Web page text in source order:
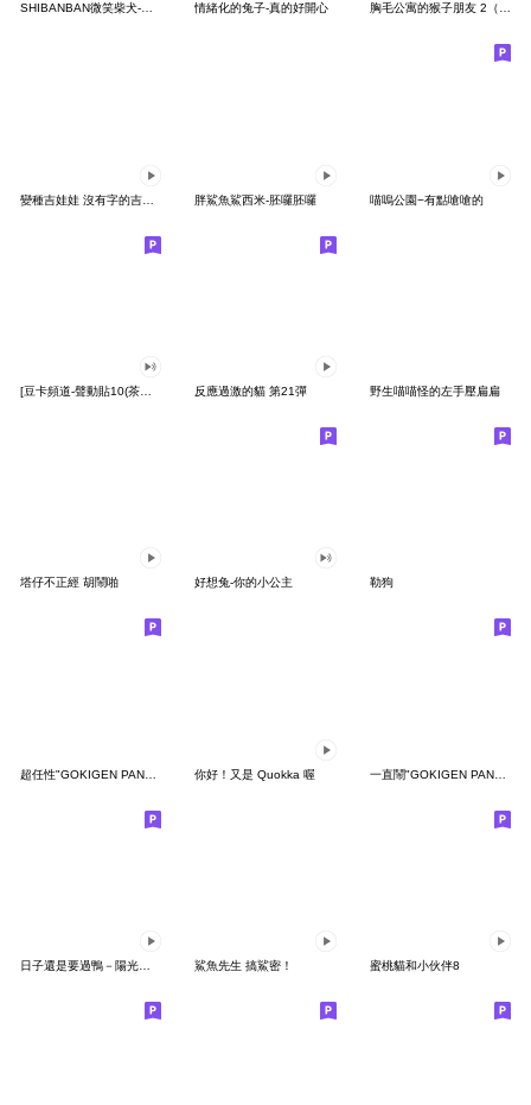
SHIBANBAN微笑柴犬-廢柴寶寶日常 情緒化的兔子-真的好開心 胸毛公寓的猴子朋友 2（有聲動態）
胖鯊魚鯊西米-胚囉胚囉 喵嗚公園−有點嗆嗆的
反應過激的貓 第21彈 野生喵喵怪的左手壓扁扁
塔仔不正經 胡鬧啪 好想兔-你的小公主 勒狗
你好！又是 Quokka 喔 一直鬧"GOKIGEN PANDA" 台灣版
鯊魚先生 搞鯊密！ 蜜桃貓和小伙伴8